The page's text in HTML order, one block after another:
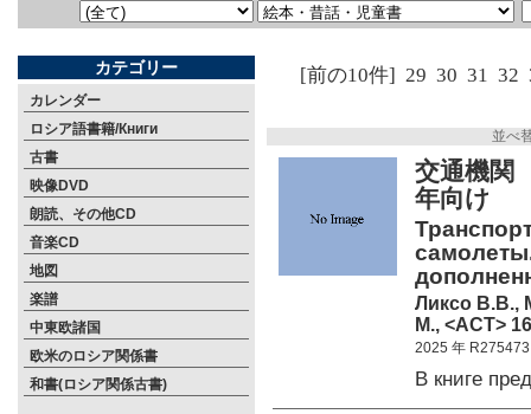
カテゴリー
カレンダー
ロシア語書籍/Книги
古書
映像DVD
朗読、その他CD
音楽CD
地図
楽譜
中東欧諸国
欧米のロシア関係書
和書(ロシア関係古書)
[前の10件] 29 30 31 32
並べ
交通機関
年向け
Ликсо В.В.,
М., <АСТ>
2025 年 R275473
В книге